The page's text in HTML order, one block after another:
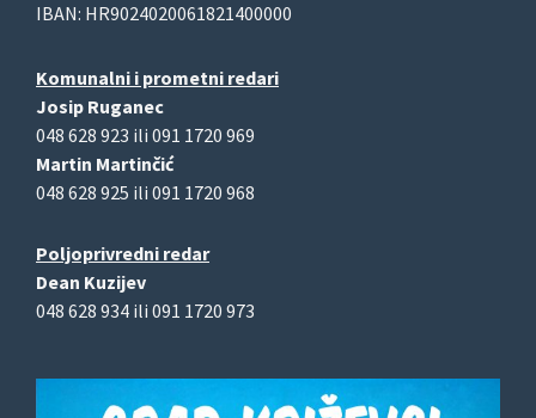
IBAN: HR9024020061821400000
Komunalni i prometni redari
Josip Ruganec
048 628 923 ili 091 1720 969
Martin Martinčić
048 628 925 ili 091 1720 968
Poljoprivredni redar
Dean Kuzijev
048 628 934 ili 091 1720 973